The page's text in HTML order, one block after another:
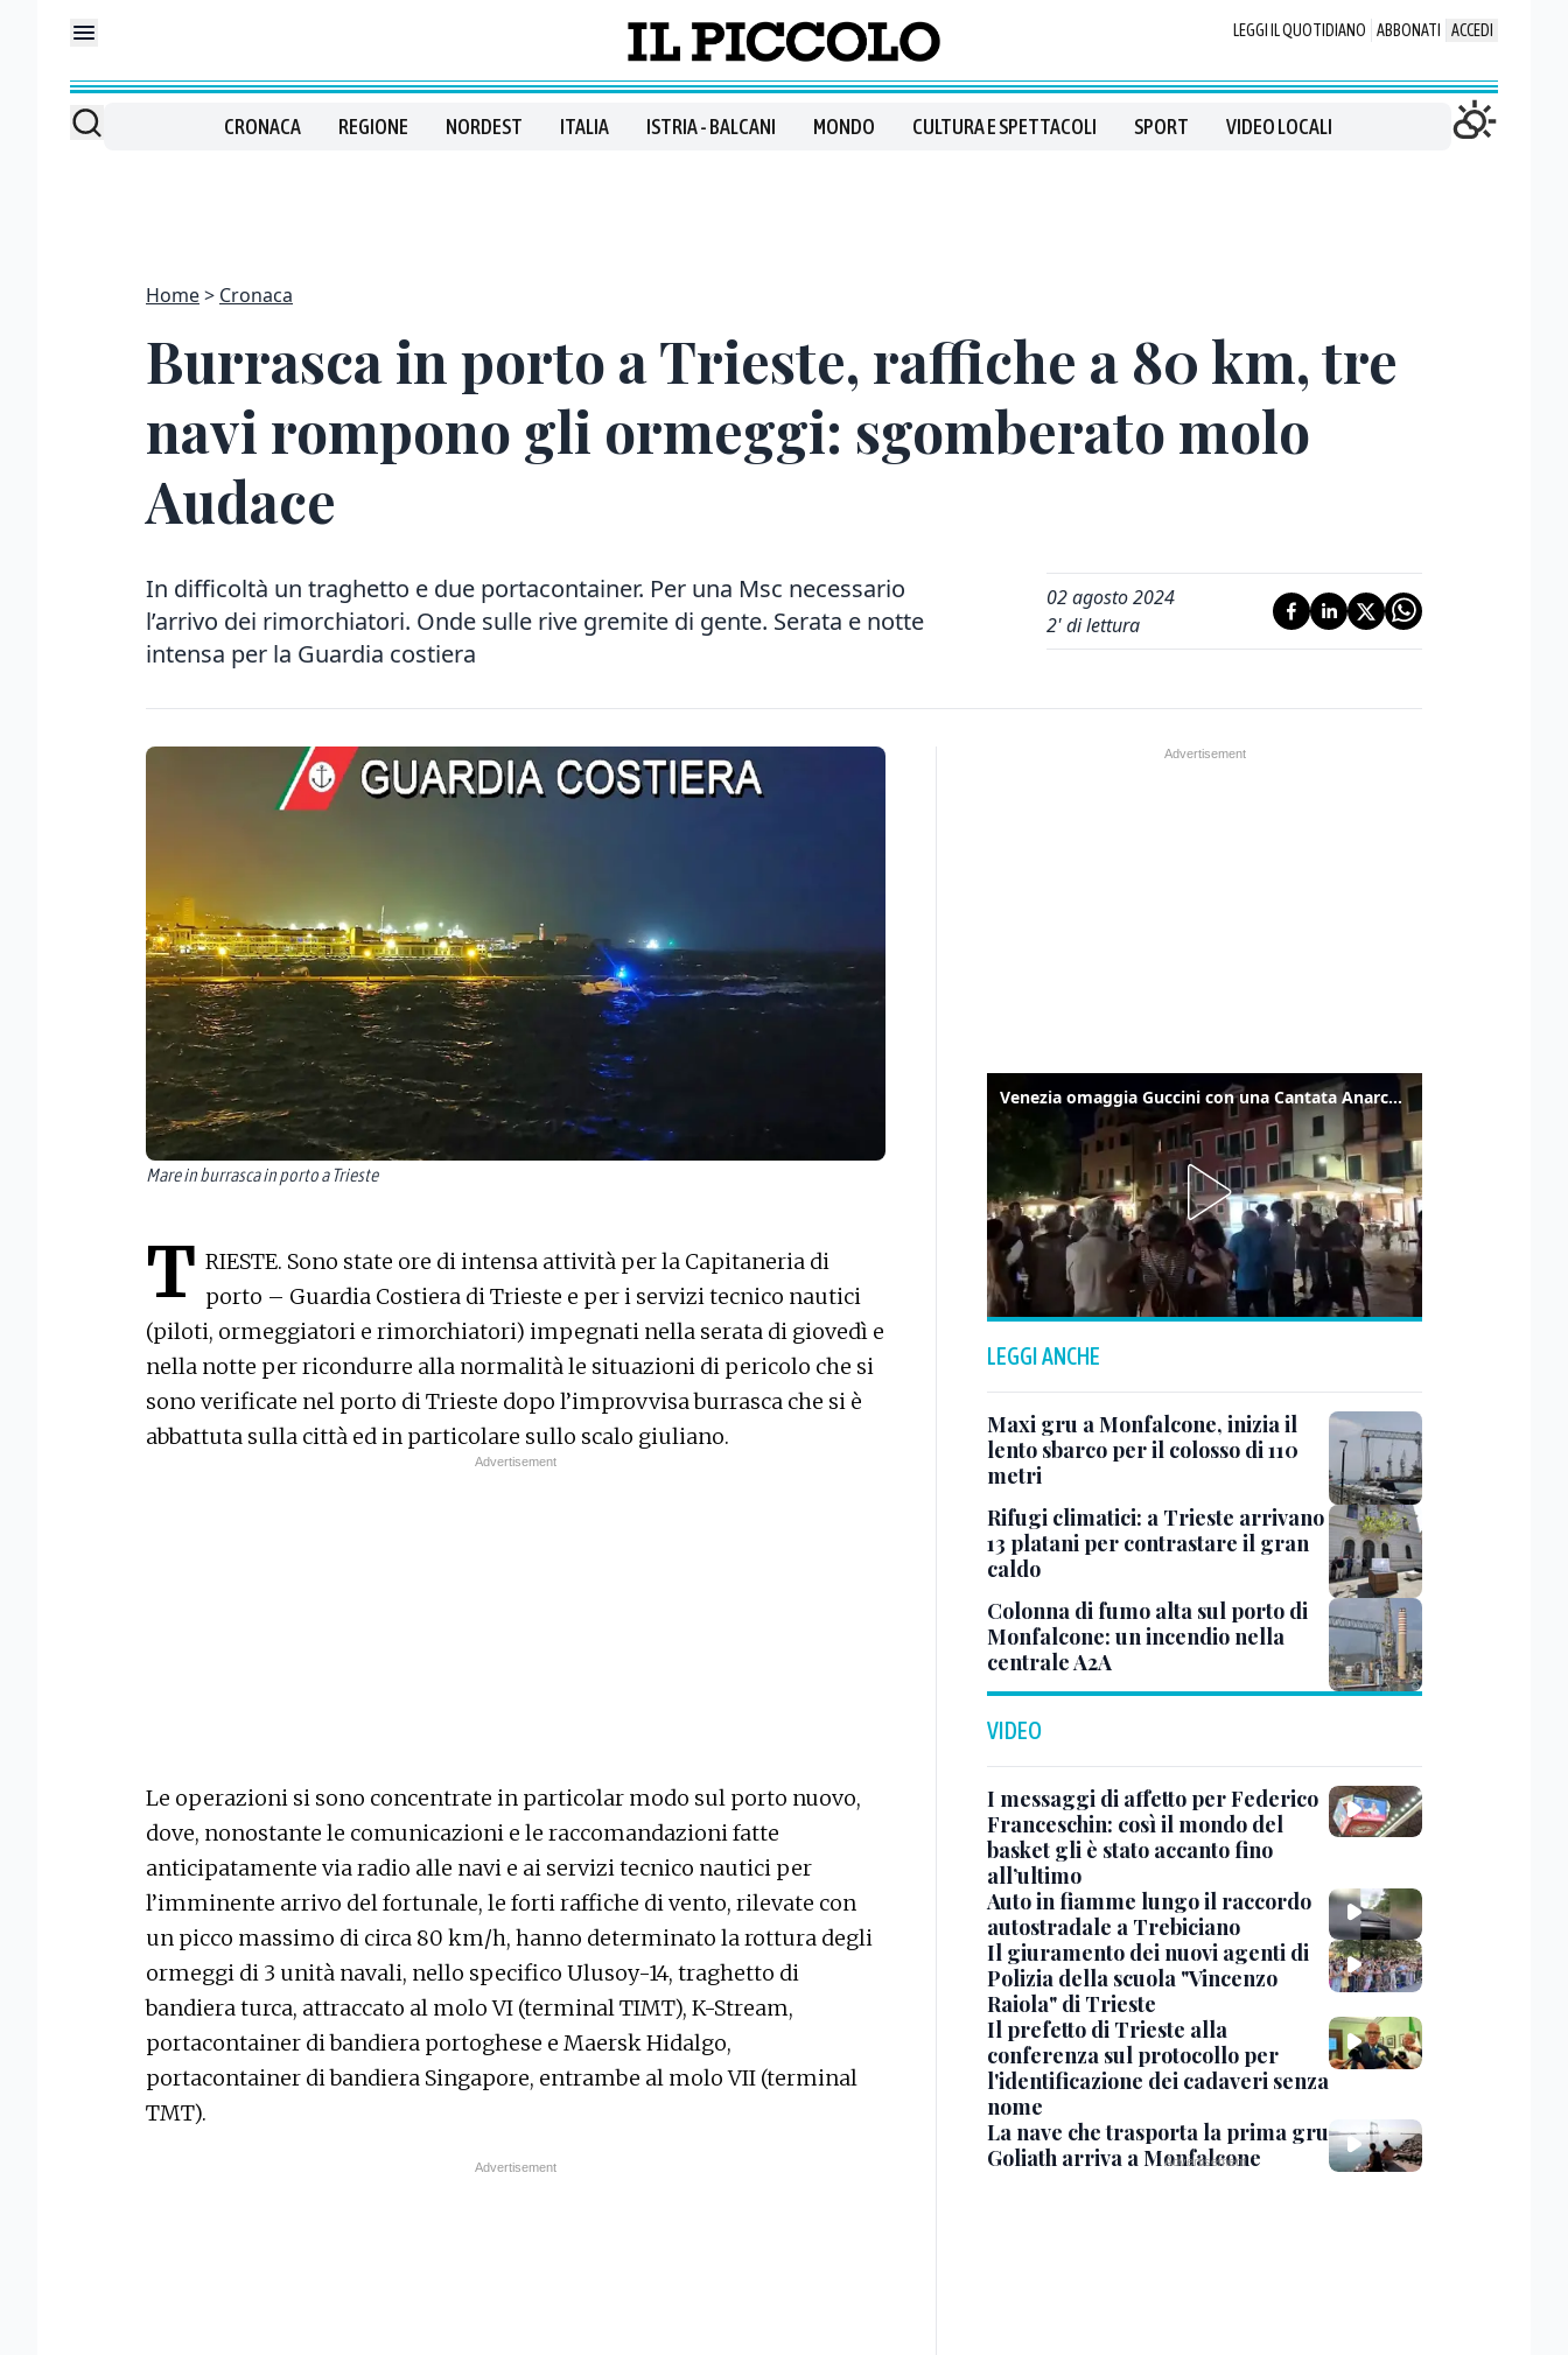
LEGGI IL QUOTIDIANO ABBONATI ACCEDI
CRONACA REGIONE NORDEST ITALIA ISTRIA - BALCANI MONDO CULTURA E SPETTACOLI SPORT VIDEO LOCALI
Home Cronaca
Burrasca in porto a Trieste, raffiche a 80 km, tre
navi rompono gli ormeggi: sgomberato molo
Audace
In difficoltà un traghetto e due portacontainer. Per una Msc necessario
l’arrivo dei rimorchiatori. Onde sulle rive gremite di gente. Serata e notte
intensa per la Guardia costiera
02 agosto 2024
2' di lettura
Mare in burrasca in porto a Trieste
T RIESTE. Sono state ore di intensa attività per la Capitaneria di
porto – Guardia Costiera di Trieste e per i servizi tecnico nautici
(piloti, ormeggiatori e rimorchiatori) impegnati nella serata di giovedì e
nella notte per ricondurre alla normalità le situazioni di pericolo che si
sono verificate nel porto di Trieste dopo l’improvvisa burrasca che si è
abbattuta sulla città ed in particolare sullo scalo giuliano.
Le operazioni si sono concentrate in particolar modo sul porto nuovo,
dove, nonostante le comunicazioni e le raccomandazioni fatte
anticipatamente via radio alle navi e ai servizi tecnico nautici per
l’imminente arrivo del fortunale, le forti raffiche di vento, rilevate con
un picco massimo di circa 80 km/h, hanno determinato la rottura degli
ormeggi di 3 unità navali, nello specifico Ulusoy-14, traghetto di
bandiera turca, attraccato al molo VI (terminal TIMT), K-Stream,
portacontainer di bandiera portoghese e Maersk Hidalgo,
portacontainer di bandiera Singapore, entrambe al molo VII (terminal
TMT).
Venezia omaggia Guccini con una Cantata Anarchica in campo Santa Margherita
LEGGI ANCHE
Maxi gru a Monfalcone, inizia il
lento sbarco per il colosso di 110
metri
Rifugi climatici: a Trieste arrivano
13 platani per contrastare il gran
caldo
Colonna di fumo alta sul porto di
Monfalcone: un incendio nella
centrale A2A
VIDEO
I messaggi di affetto per Federico
Franceschin: così il mondo del
basket gli è stato accanto fino
all’ultimo
Auto in fiamme lungo il raccordo
autostradale a Trebiciano
Il giuramento dei nuovi agenti di
Polizia della scuola "Vincenzo
Raiola" di Trieste
Il prefetto di Trieste alla
conferenza sul protocollo per
l'identificazione dei cadaveri senza
nome
La nave che trasporta la prima gru
Goliath arriva a Monfalcone